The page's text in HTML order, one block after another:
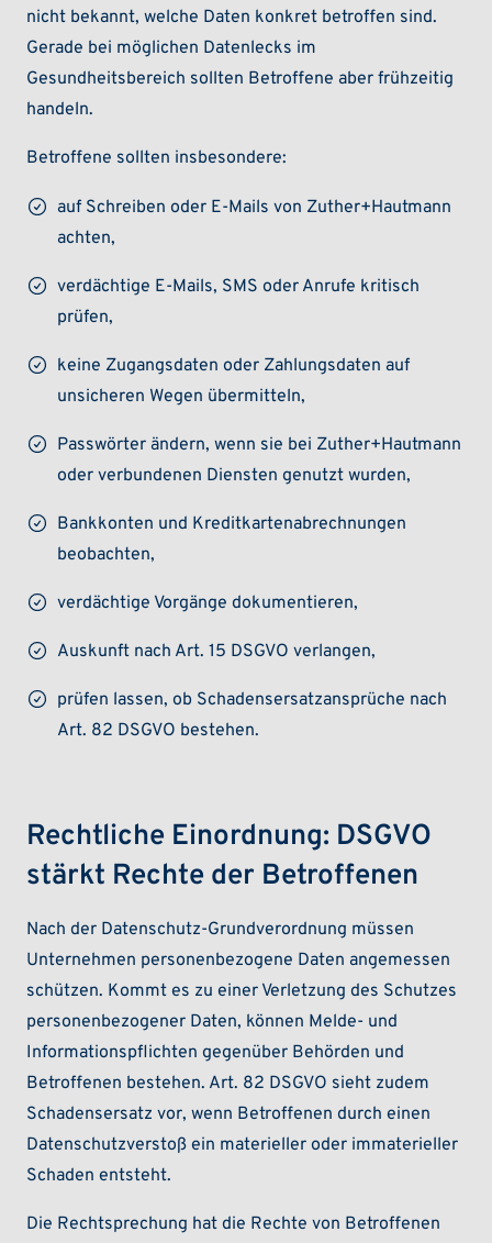
nicht bekannt, welche Daten konkret betroffen sind.
Gerade bei möglichen Datenlecks im
Gesundheitsbereich sollten Betroffene aber frühzeitig
handeln.
Betroffene sollten insbesondere:
auf Schreiben oder E-Mails von Zuther+Hautmann
achten,
verdächtige E-Mails, SMS oder Anrufe kritisch
prüfen,
keine Zugangsdaten oder Zahlungsdaten auf
unsicheren Wegen übermitteln,
Passwörter ändern, wenn sie bei Zuther+Hautmann
oder verbundenen Diensten genutzt wurden,
Bankkonten und Kreditkartenabrechnungen
beobachten,
verdächtige Vorgänge dokumentieren,
Auskunft nach Art. 15 DSGVO verlangen,
prüfen lassen, ob Schadensersatzansprüche nach
Art. 82 DSGVO bestehen.
Rechtliche Einordnung: DSGVO
stärkt Rechte der Betroffenen
Nach der Datenschutz-Grundverordnung müssen
Unternehmen personenbezogene Daten angemessen
schützen. Kommt es zu einer Verletzung des Schutzes
personenbezogener Daten, können Melde- und
Informationspflichten gegenüber Behörden und
Betroffenen bestehen. Art. 82 DSGVO sieht zudem
Schadensersatz vor, wenn Betroffenen durch einen
Datenschutzverstoß ein materieller oder immaterieller
Schaden entsteht.
Die Rechtsprechung hat die Rechte von Betroffenen